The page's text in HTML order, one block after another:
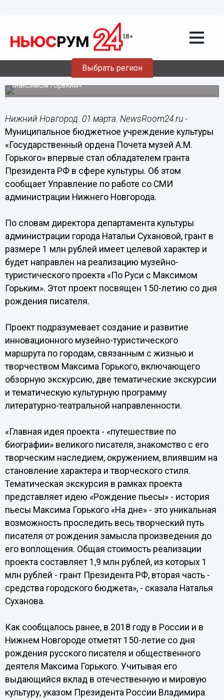
Выбрать регион
Нижегородский музей Горького стал
обладателем гранта Президента РФ
Средства в размере 1 млн рублей будут направлены на
реализацию музейно-туристического проекта «По Руси с
Максимом Горьким».
Нижний Новгород. 01 марта. NewsRoom24.ru -
Муниципальное бюджетное учреждение культуры
«Государственный ордена Почета музей А.М.
Горького» впервые стал обладателем гранта
Президента РФ в сфере культуры. Об этом
сообщает Управление по работе со СМИ
администрации Нижнего Новгорода.
По словам директора департамента культуры
администрации города Натальи Сухановой, грант в
размере 1 млн рублей имеет целевой характер и
будет направлен на реализацию музейно-
туристического проекта «По Руси с Максимом
Горьким». Этот проект посвящен 150-летию со дня
рождения писателя.
Проект подразумевает создание и развитие
инновационного музейно-туристического
маршрута по городам, связанным с жизнью и
творчеством Максима Горького, включающего
обзорную экскурсию, две тематические экскурсии
и тематическую культурную программу
литературно-театральной направленности.
«Главная идея проекта - «путешествие по
биографии» великого писателя, знакомство с его
творческим наследием, окружением, влиявшим на
становление характера и творческого стиля.
Тематическая экскурсия в рамках проекта
представляет идею «Рождение пьесы» - история
пьесы Максима Горького «На дне» - это уникальная
возможность проследить весь творческий путь
писателя от рождения замысла произведения до
его воплощения. Общая стоимость реализации
проекта составляет 1,9 млн рублей, из которых 1
млн рублей - грант Президента РФ, вторая часть -
средства городского бюджета», - сказала Наталья
Суханова.
Как сообщалось ранее, в 2018 году в России и в
Нижнем Новгороде отметят 150-летие со дня
рождения русского писателя и общественного
деятеля Максима Горького. Учитывая его
выдающийся вклад в отечественную и мировую
культуру, указом Президента России Владимира